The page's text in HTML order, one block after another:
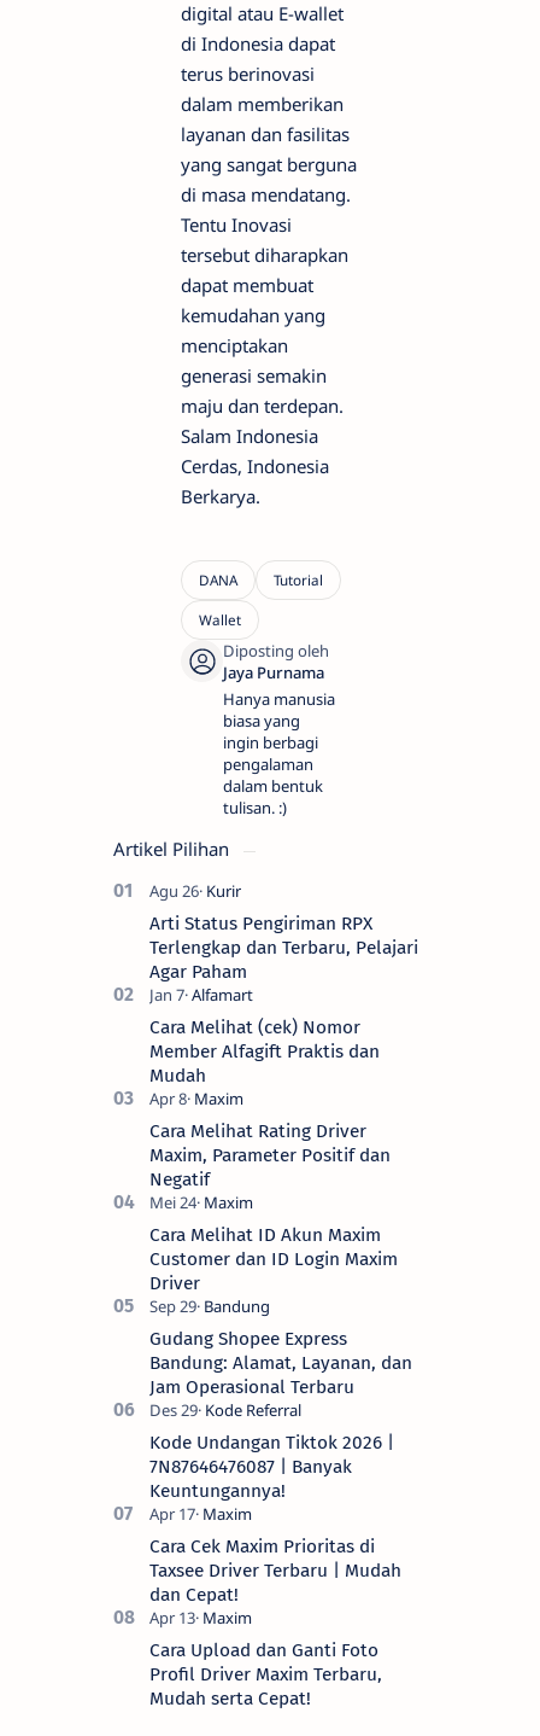
digital atau E-wallet
di Indonesia dapat
terus berinovasi
dalam memberikan
layanan dan fasilitas
yang sangat berguna
di masa mendatang.
Tentu Inovasi
tersebut diharapkan
dapat membuat
kemudahan yang
menciptakan
generasi semakin
maju dan terdepan.
Salam Indonesia
Cerdas, Indonesia
Berkarya.
Hanya manusia
biasa yang
ingin berbagi
pengalaman
dalam bentuk
tulisan. :)
Artikel Pilihan
Arti Status Pengiriman RPX
Terlengkap dan Terbaru, Pelajari
Agar Paham
Cara Melihat (cek) Nomor
Member Alfagift Praktis dan
Mudah
Cara Melihat Rating Driver
Maxim, Parameter Positif dan
Negatif
Cara Melihat ID Akun Maxim
Customer dan ID Login Maxim
Driver
Gudang Shopee Express
Bandung: Alamat, Layanan, dan
Jam Operasional Terbaru
Kode Undangan Tiktok 2026 |
7N87646476087 | Banyak
Keuntungannya!
Cara Cek Maxim Prioritas di
Taxsee Driver Terbaru | Mudah
dan Cepat!
Cara Upload dan Ganti Foto
Profil Driver Maxim Terbaru,
Mudah serta Cepat!